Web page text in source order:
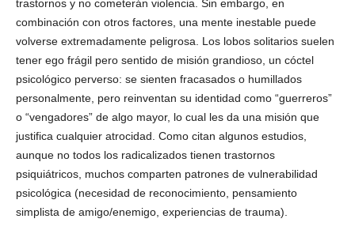
trastornos y no cometerán violencia. Sin embargo, en
combinación con otros factores, una mente inestable puede
volverse extremadamente peligrosa. Los lobos solitarios suelen
tener ego frágil pero sentido de misión grandioso, un cóctel
psicológico perverso: se sienten fracasados o humillados
personalmente, pero reinventan su identidad como “guerreros”
o “vengadores” de algo mayor, lo cual les da una misión que
justifica cualquier atrocidad. Como citan algunos estudios,
aunque no todos los radicalizados tienen trastornos
psiquiátricos, muchos comparten patrones de vulnerabilidad
psicológica (necesidad de reconocimiento, pensamiento
simplista de amigo/enemigo, experiencias de trauma).